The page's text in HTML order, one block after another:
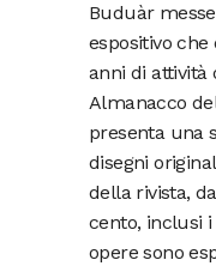
Buduàr
espositivo
anni di attività
Almanacco
presenta una
disegni
della rivista,
cento, inclusi
opere sono